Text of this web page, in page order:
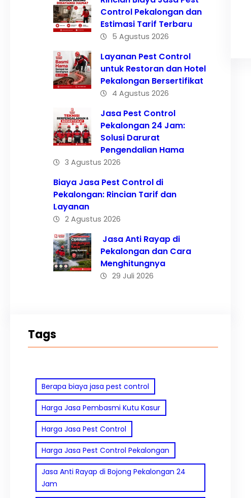
Control Pekalongan dan
Estimasi Tarif Terbaru
5 Agustus 2026
Layanan Pest Control
untuk Restoran dan Hotel
Pekalongan Bersertifikat
4 Agustus 2026
Jasa Pest Control
Pekalongan 24 Jam:
Solusi Darurat
Pengendalian Hama
3 Agustus 2026
Biaya Jasa Pest Control di
Pekalongan: Rincian Tarif dan
Layanan
2 Agustus 2026
Jasa Anti Rayap di
Pekalongan dan Cara
Menghitungnya
29 Juli 2026
Tags
Berapa biaya jasa pest control
Harga Jasa Pembasmi Kutu Kasur
Harga Jasa Pest Control
Harga Jasa Pest Control Pekalongan
Jasa Anti Rayap di Bojong Pekalongan 24
Jam